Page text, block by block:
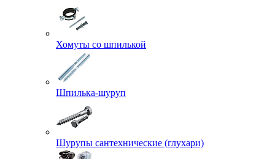
Хомуты со шпилькой
Шпилька-шуруп
Шурупы сантехнические (глухари)